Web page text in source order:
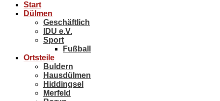
Start
Dülmen
Geschäftlich
IDU e.V.
Sport
Fußball
Ortsteile
Buldern
Hausdülmen
Hiddingsel
Merfeld